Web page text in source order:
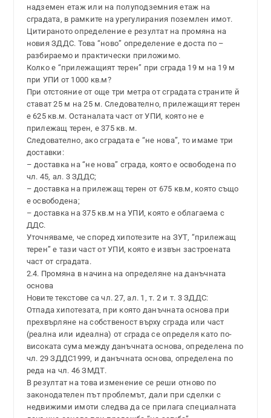
надземен етаж или на полуподземния етаж на
сградата, в рамките на урегулирания поземлен имот.
Цитираното определение е резултат на промяна на
новия ЗДДС. Това “ново” определение е доста по –
разбираемо и практически приложимо.
Колко е “прилежащият терен” при сграда 19 м на 19 м
при УПИ от 1000 кв.м?
При отстояние от още три метра от сградата страните й
стават 25 м на 25 м. Следователно, прилежащият терен
е 625 кв.м. Останалата част от УПИ, която не е
прилежащ терен, е 375 кв. м.
Следователно, ако сградата е “не нова”, то имаме три
доставки:
– доставка на “не нова” сграда, която е освободена по
чл. 45, ал. 3 ЗДДС;
– доставка на прилежащ терен от 675 кв.м, която също
е освободена;
– доставка на 375 кв.м на УПИ, която е облагаема с
ДДС.
Уточняваме, че според хипотезите на ЗУТ, “прилежащ
терен” е тази част от УПИ, която е извън застроената
част от сградата.
2.4. Промяна в начина на определяне на данъчната
основа
Новите текстове са чл. 27, ал. 1, т. 2 и т. 3 ЗДДС:
Отпада хипотезата, при която данъчната основа при
прехвърляне на собственост върху сграда или част
(реална или идеална) от сграда се определя като по-
високата сума между данъчната основа, определена по
чл. 29 ЗДДС1999, и данъчната основа, определена по
реда на чл. 46 ЗМДТ.
В резултат на това изменение се реши отново по
законодателен път проблемът, дали при сделки с
недвижими имоти следва да се прилага специалната